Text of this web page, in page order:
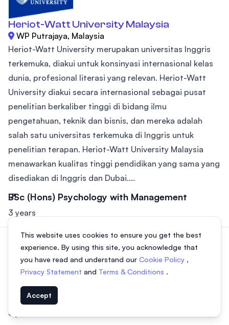
Heriot-Watt University Malaysia
WP Putrajaya, Malaysia
Heriot-Watt University merupakan universitas Inggris
terkemuka, diakui untuk konsinyasi internasional kelas
dunia, profesional literasi yang relevan. Heriot-Watt
University diakui secara internasional sebagai pusat
penelitian berkaliber tinggi di bidang ilmu
pengetahuan, teknik dan bisnis, dan mereka adalah
salah satu universitas terkemuka di Inggris untuk
penelitian terapan. Heriot-Watt University Malaysia
menawarkan kualitas tinggi pendidikan yang sama yang
disediakan di Inggris dan Dubai....
BSc (Hons) Psychology with Management
3 years
Universiti Selangor (UNISEL)
Selangor, Malaysia
Bachelor of Business Management (Hons)
3 years
This website uses cookies to ensure you get the best
experience. By using this site, you acknowledge that
you have read and understand our Cookie Policy ,
Privacy Statement and Terms & Conditions .
Accept